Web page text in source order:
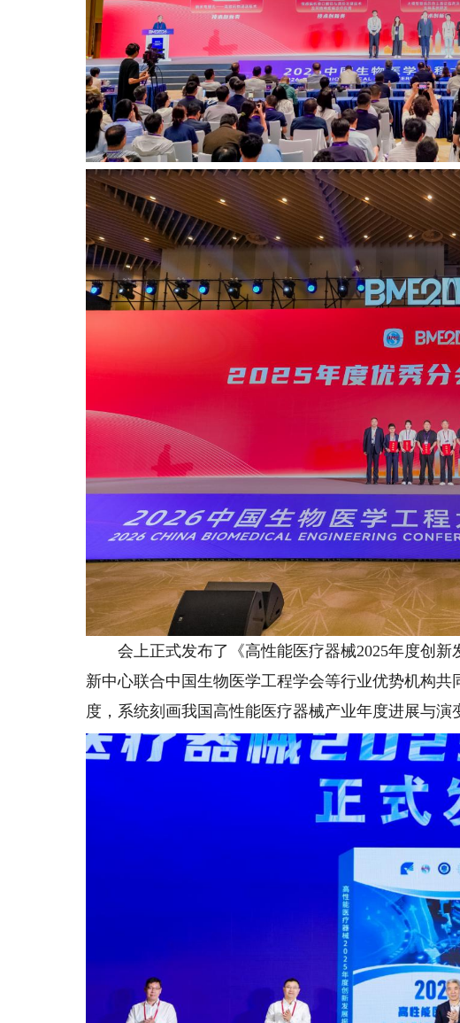
会上正式发布了《高性能医疗器械2025年度创新
新中心联合中国生物医学工程学会等行业优势机构
度，系统刻画我国高性能医疗器械产业年度进展与演